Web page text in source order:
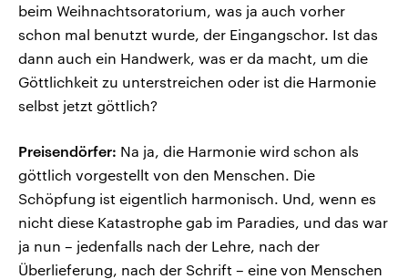
beim Weihnachtsoratorium, was ja auch vorher
schon mal benutzt wurde, der Eingangschor. Ist das
dann auch ein Handwerk, was er da macht, um die
Göttlichkeit zu unterstreichen oder ist die Harmonie
selbst jetzt göttlich?
Preisendörfer: Na ja, die Harmonie wird schon als
göttlich vorgestellt von den Menschen. Die
Schöpfung ist eigentlich harmonisch. Und, wenn es
nicht diese Katastrophe gab im Paradies, und das war
ja nun – jedenfalls nach der Lehre, nach der
Überlieferung, nach der Schrift – eine von Menschen